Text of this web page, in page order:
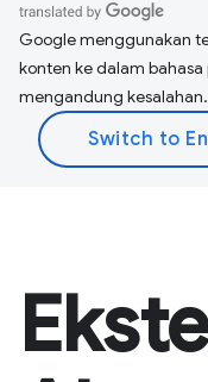
Google menggunakan
konten ke dalam
mengandung kesalahan.